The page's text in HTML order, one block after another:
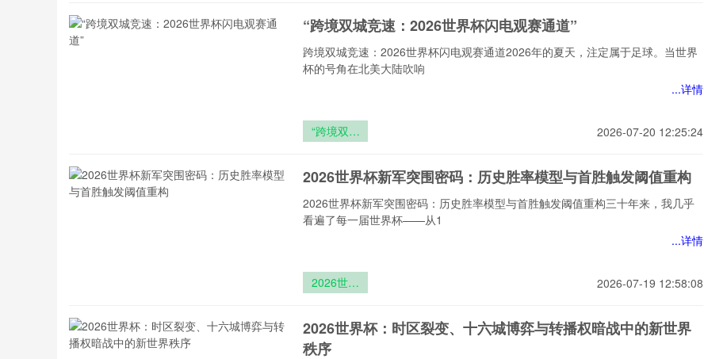
战与战术重
构
“跨境双城竞速：2026世界杯闪电观赛通道”
跨境双城竞速：2026世界杯闪电观赛通道2026年的夏天，注定属于足球。当世界
杯的号角在北美大陆吹响
...详情
“跨境双城
杯闪电观赛
通道”
2026-07-20 12:25:24
2026世界杯新军突围密码：历史胜率模型与首胜触发阈值重构
2026世界杯新军突围密码：历史胜率模型与首胜触发阈值重构三十年来，我几乎
看遍了每一届世界杯——从1
...详情
2026世界
胜率模型与
首胜触发阈
2026-07-19 12:58:08
2026世界杯：时区裂变、十六城博弈与转播权暗战中的新世界
秩序